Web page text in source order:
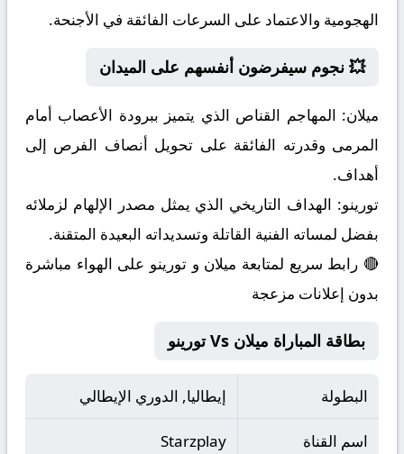
الهجومية والاعتماد على السرعات الفائقة في الأجنحة.
💥 نجوم سيفرضون أنفسهم على الميدان
ميلان: المهاجم القناص الذي يتميز ببرودة الأعصاب أمام
المرمى وقدرته الفائقة على تحويل أنصاف الفرص إلى
أهداف.
تورينو: الهداف التاريخي الذي يمثل مصدر الإلهام لزملائه
بفضل لمساته الفنية القاتلة وتسديداته البعيدة المتقنة.
🔴 رابط سريع لمتابعة ميلان و تورينو على الهواء مباشرة
بدون إعلانات مزعجة
بطاقة المباراة ميلان Vs تورينو
البطولة إيطاليا, الدوري الإيطالي
اسم القناة Starzplay